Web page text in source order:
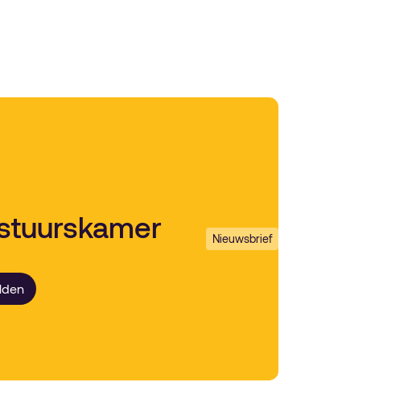
Nieuwsbrief